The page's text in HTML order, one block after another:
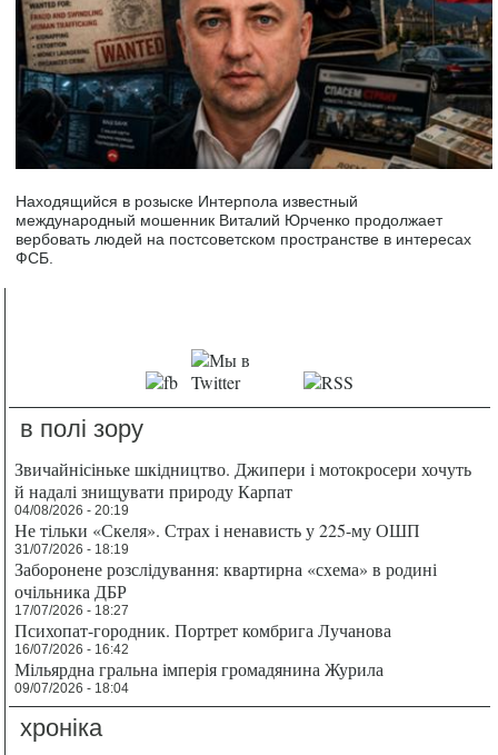
Находящийся в розыске Интерпола известный
международный мошенник Виталий Юрченко продолжает
вербовать людей на постсоветском пространстве в интересах
ФСБ.
в полі зору
Звичайнісіньке шкідництво. Джипери і мотокросери хочуть
й надалі знищувати природу Карпат
04/08/2026 - 20:19
Не тільки «Скеля». Страх і ненависть у 225-му ОШП
31/07/2026 - 18:19
Заборонене розслідування: квартирна «схема» в родині
очільника ДБР
17/07/2026 - 18:27
Психопат-городник. Портрет комбрига Лучанова
16/07/2026 - 16:42
Мільярдна гральна імперія громадянина Журила
09/07/2026 - 18:04
хроніка